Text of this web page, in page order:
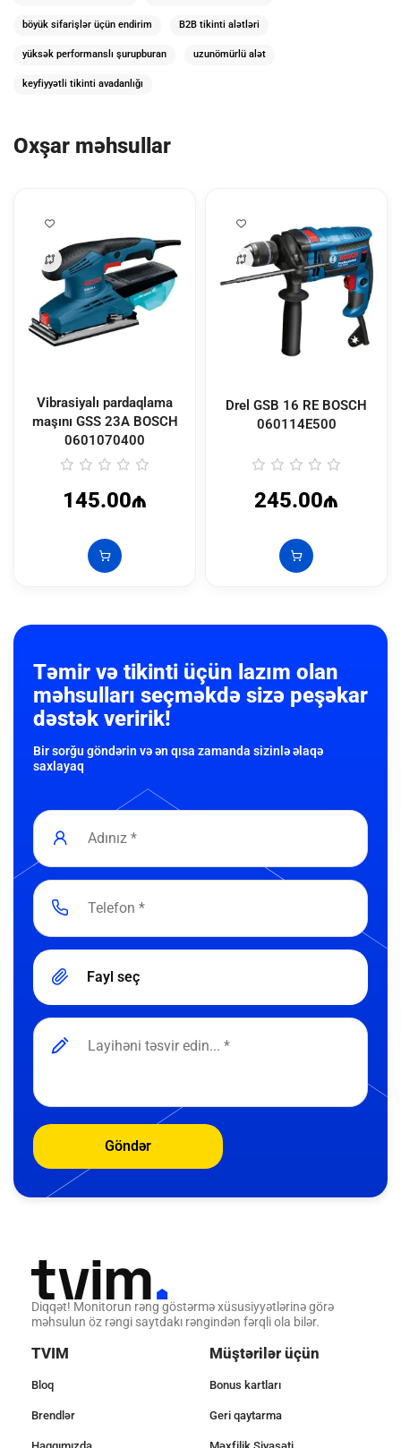
böyük sifarişlər üçün endirim B2B tikinti alətləri
yüksək performanslı şurupburan uzunömürlü alət
keyfiyyətli tikinti avadanlığı
Oxşar məhsullar
Vibrasiyalı pardaqlama
maşını GSS 23A BOSCH
0601070400
145.00₼
Drel GSB 16 RE BOSCH
060114E500
245.00₼
Təmir və tikinti üçün lazım olan
məhsulları seçməkdə sizə peşəkar
dəstək veririk!
Bir sorğu göndərin və ən qısa zamanda sizinlə əlaqə
saxlayaq
Fayl seç
Göndər
Diqqət! Monitorun rəng göstərmə xüsusiyyətlərinə görə
məhsulun öz rəngi saytdakı rəngindən fərqli ola bilər.
TVIM
Bloq
Brendlər
Müştərilər üçün
Bonus kartları
Geri qaytarma